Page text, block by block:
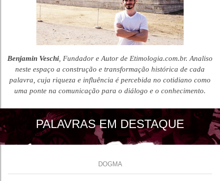
Benjamin Veschi , Fundador e Autor de Etimologia.com.br. Analiso
neste espaço a construção e transformação histórica de cada
palavra, cuja riqueza e influência é percebida no cotidiano como
uma ponte na comunicação para o diálogo e o conhecimento.
PALAVRAS EM DESTAQUE
DOGMA